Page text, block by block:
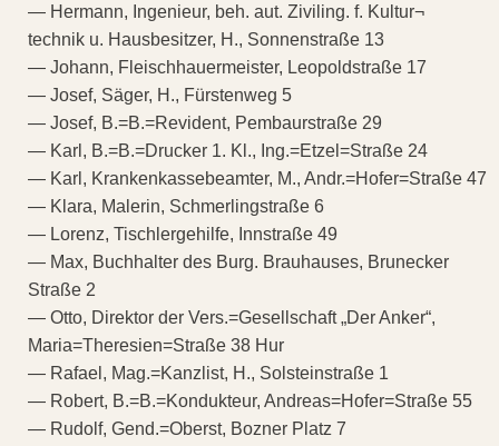
— Hermann, Ingenieur, beh. aut. Ziviling. f. Kultur¬
technik u. Hausbesitzer, H., Sonnenstraße 13
— Johann, Fleischhauermeister, Leopoldstraße 17
— Josef, Säger, H., Fürstenweg 5
— Josef, B.=B.=Revident, Pembaurstraße 29
— Karl, B.=B.=Drucker 1. Kl., Ing.=Etzel=Straße 24
— Karl, Krankenkassebeamter, M., Andr.=Hofer=Straße 47
— Klara, Malerin, Schmerlingstraße 6
— Lorenz, Tischlergehilfe, Innstraße 49
— Max, Buchhalter des Burg. Brauhauses, Brunecker
Straße 2
— Otto, Direktor der Vers.=Gesellschaft „Der Anker“,
Maria=Theresien=Straße 38 Hur
— Rafael, Mag.=Kanzlist, H., Solsteinstraße 1
— Robert, B.=B.=Kondukteur, Andreas=Hofer=Straße 55
— Rudolf, Gend.=Oberst, Bozner Platz 7